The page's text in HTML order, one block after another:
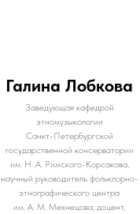
Галина Лобкова
Заведующая кафедрой
этномузыкологии
Санкт-Петербургской
государственной консерватории
им. Н. А. Римского-Корсакова,
научный руководитель фольклорно-
этнографического центра
им. А. М. Мехнецова, доцент,